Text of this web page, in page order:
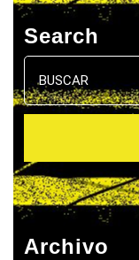
Search
Buscar:
Archivo